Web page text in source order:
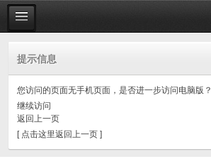
提示信息
您访问的页面无手机页面，是否进一步访问电脑版？
继续访问
返回上一页
[ 点击这里返回上一页 ]